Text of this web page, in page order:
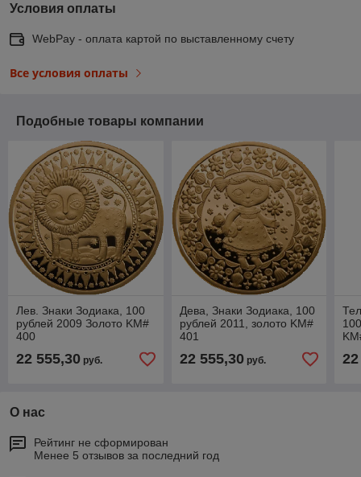
Условия оплаты
WebPay - оплата картой по выставленному счету
Все условия оплаты
Подобные товары компании
Лев. Знаки Зодиака, 100
рублей 2009 Золото KM#
400
22 555,30 руб.
Дева, Знаки Зодиака, 100
рублей 2011, золото KM#
401
22 555,30руб.
О нас
Рейтинг не сформирован
Менее 5 отзывов за последний год